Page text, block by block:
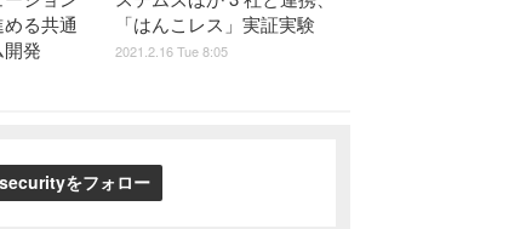
る共通
発
「はんこレス」実証実験
2021.2.16 Tue 8:05
をフォロー